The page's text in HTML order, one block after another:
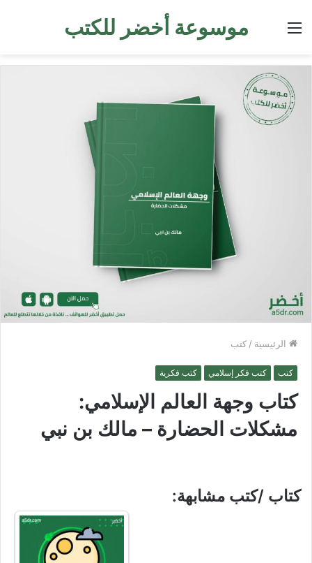
موسوعة أخضر للكتب القائمة
الرئيسية / كتب
كتب كتب فكر إسلامي كتب فكرية
كتاب وجهة العالم الإسلامي:
مشكلات الحضارة – مالك بن نبي
كتاب /كتب مشابهة: